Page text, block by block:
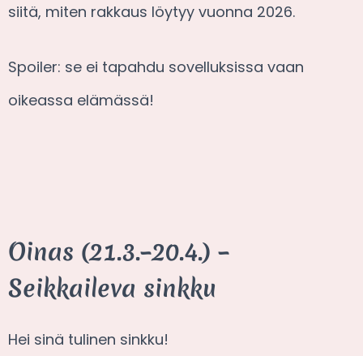
siitä, miten rakkaus löytyy vuonna 2026.
Spoiler: se ei tapahdu sovelluksissa vaan
oikeassa elämässä!
Oinas (21.3.–20.4.) –
Seikkaileva sinkku
Hei sinä tulinen sinkku!